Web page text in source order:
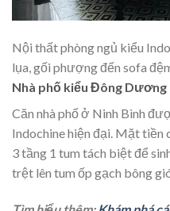
Nội thất phòng ngủ kiểu
lụa, gối phượng đến sofa
Nhà phố kiểu Đông Dương
Căn nhà phố ở Ninh Bình
Indochine hiện đại. Mặt tiền
3 tầng 1 tum tách biệt để
trệt lên tum ốp gạch bông